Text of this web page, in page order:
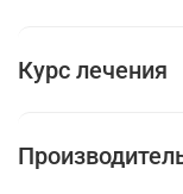
Курс лечения